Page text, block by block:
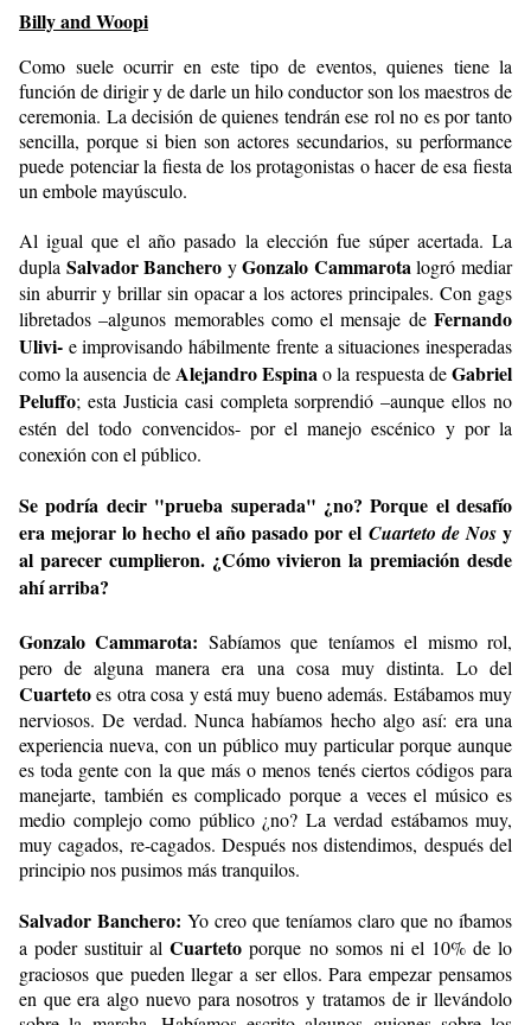
Billy and Woopi
Como suele ocurrir en este tipo de eventos, quienes tiene la
función de dirigir y de darle un hilo conductor son los maestros de
ceremonia. La decisión de quienes tendrán ese rol no es por tanto
sencilla, porque si bien son actores secundarios, su performance
puede potenciar la fiesta de los protagonistas o hacer de esa fiesta
un embole mayúsculo.
Al igual que el año pasado la elección fue súper acertada. La
dupla Salvador Banchero yGonzalo Cammarotalogró mediar
sin aburrir y brillar sin opacar a los actores principales. Con gags
libretados –algunos memorables como el mensaje de Fernando
Ulivi- e improvisando hábilmente frente a situaciones inesperadas
como la ausencia deAlejandro Espinao la respuesta deGabriel
Peluffo; esta Justicia casi completa sorprendió –aunque ellos no
estén del todo convencidos- por el manejo escénico y por la
conexión con el público.
Se podría decir "prueba superada" ¿no? Porque el desafío
era mejorar lo hecho el año pasado por el Cuarteto de Nosy
al parecer cumplieron. ¿Cómo vivieron la premiación desde
ahí arriba?
Gonzalo Cammarota: Sabíamos que teníamos el mismo rol,
pero de alguna manera era una cosa muy distinta. Lo del
Cuartetoes otra cosa y está muy bueno además. Estábamos muy
nerviosos. De verdad. Nunca habíamos hecho algo así: era una
experiencia nueva, con un público muy particular porque aunque
es toda gente con la que más o menos tenés ciertos códigos para
manejarte, también es complicado porque a veces el músico es
medio complejo como público ¿no? La verdad estábamos muy,
muy cagados, re-cagados. Después nos distendimos, después del
principio nos pusimos más tranquilos.
Salvador Banchero: Yo creo que teníamos claro que no íbamos
a poder sustituir alCuarteto porque no somos ni el 10% de lo
graciosos que pueden llegar a ser ellos. Para empezar pensamos
en que era algo nuevo para nosotros y tratamos de ir llevándolo